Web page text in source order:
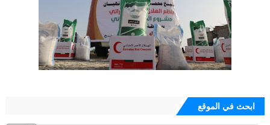
ابحث في الموقع